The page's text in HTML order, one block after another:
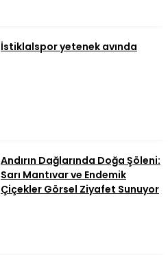
İstiklalspor yetenek avında
Andırın Dağlarında Doğa Şöleni:
Sarı Mantıvar ve Endemik
Çiçekler Görsel Ziyafet Sunuyor